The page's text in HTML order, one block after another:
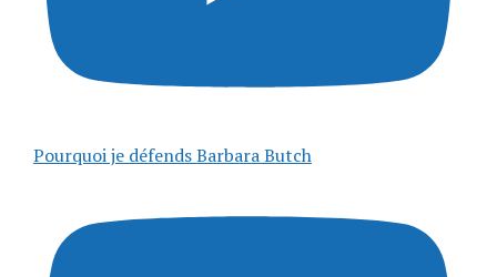
Pourquoi je défends Barbara Butch